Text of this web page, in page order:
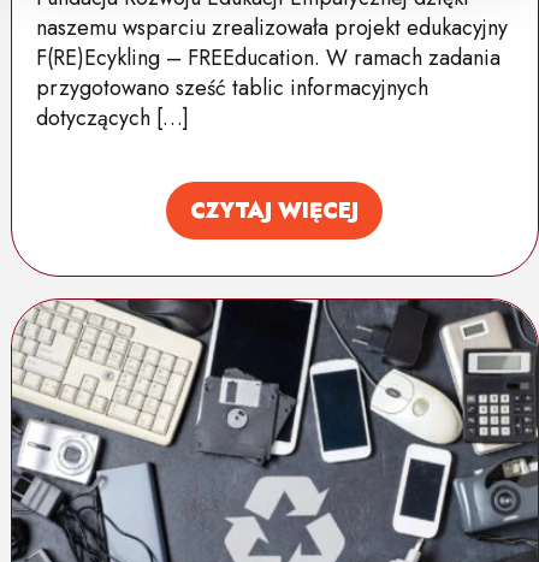
naszemu wsparciu zrealizowała projekt edukacyjny
F(RE)Ecykling – FREEducation. W ramach zadania
przygotowano sześć tablic informacyjnych
dotyczących […]
CZYTAJ WIĘCEJ